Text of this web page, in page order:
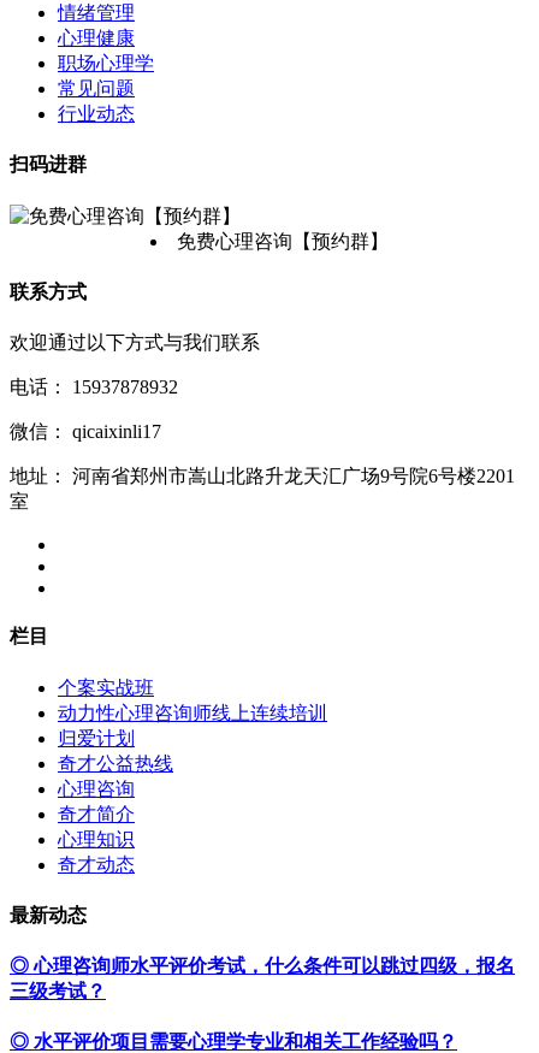
情绪管理
心理健康
职场心理学
常见问题
行业动态
扫码进群
免费心理咨询【预约群】
联系方式
欢迎通过以下方式与我们联系
电话： 15937878932
微信： qicaixinli17
地址：
河南省郑州市嵩山北路升龙天汇广场9号院6号楼2201
室
栏目
个案实战班
动力性心理咨询师线上连续培训
归爱计划
奇才公益热线
心理咨询
奇才简介
心理知识
奇才动态
最新动态
◎ 心理咨询师水平评价考试，什么条件可以跳过四级，报名
三级考试？
◎ 水平评价项目需要心理学专业和相关工作经验吗？